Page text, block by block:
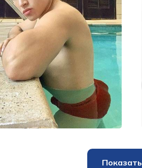
Макар
15000₽
70000₽
Подмосковье
Авиамоторная